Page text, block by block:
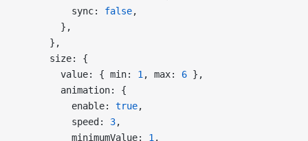
          sync:
false,
        },
      },
      size: {
        value: { min:
1 , max: 6 },
        animation: {
          enable:
true,
          speed:
3,
          minimumValue:
1 ,